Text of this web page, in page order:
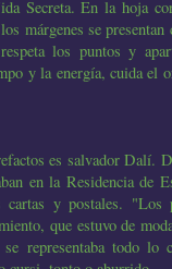
Secreta. En la hoja
márgenes se
los puntos y
y la energía, cuida el
es salvador Dalí.
en la Residencia de
cartas y postales. "Los
que estuvo de
representaba todo lo